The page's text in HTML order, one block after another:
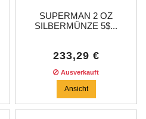
SUPERMAN 2 OZ
SILBERMÜNZE 5$...
233,29 €
Ausverkauft
Ansicht